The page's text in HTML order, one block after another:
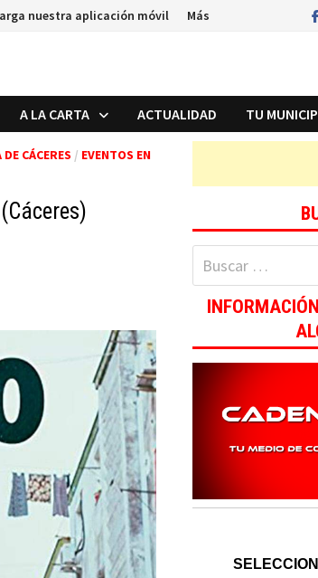
nuestra aplicación móvil Más
A LA CARTA ACTUALIDAD TU
CÁCERES / EVENTOS EN
Buscar: